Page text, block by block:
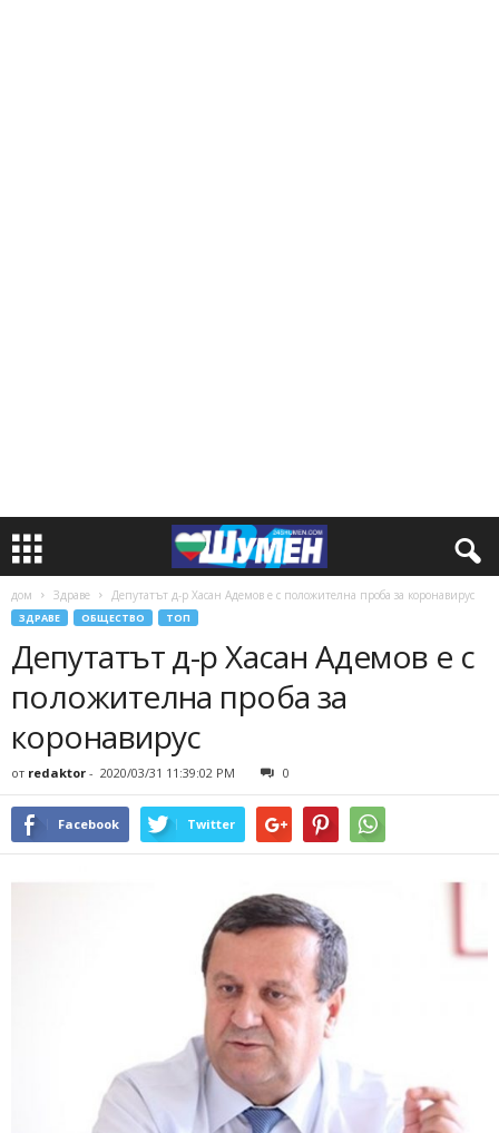
дом Здраве Депутатът д-р Хасан Адемов е с положителна проба за коронавирус
ЗДРАВЕ ОБЩЕСТВО ТОП
Депутатът д-р Хасан Адемов е с
положителна проба за
коронавирус
от redaktor - 2020/03/31 11:39:02 PM 0
Facebook Twitter